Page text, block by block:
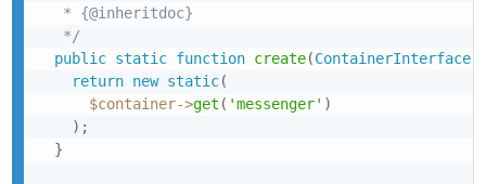
   * {@inheritdoc}
   */
public static function create(ContainerInterface
return new static(
$container->get ( 'messenger' )
) ;
}